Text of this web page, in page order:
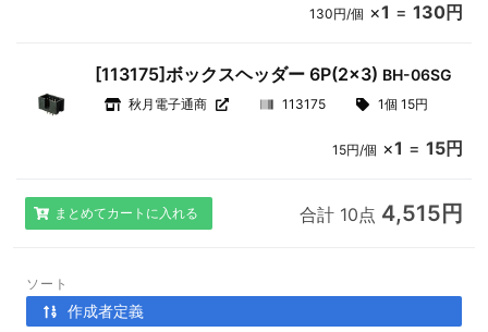
130円/個 ×1 = 130円
[113175]ボックスヘッダー 6P(2×3) BH-06SG
秋月電子通商 113175 1個 15円
15円/個 ×1 = 15円
まとめてカートに入れる 合計 10点 4,515円
ソート
作成者定義